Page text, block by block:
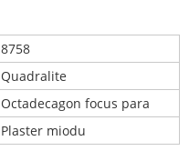
8758
Quadralite
Octadecagon focus para
Plaster miodu